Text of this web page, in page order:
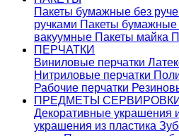
Пакеты бумажные без
ручками Пакеты
вакуумные Пакеты майка
ПЕРЧАТКИ
Виниловые перчатки
Нитриловые перчатки
Рабочие перчатки
ПРЕДМЕТЫ
Декоративные украшения
украшения из пластика